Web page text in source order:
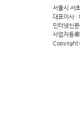
서울시 서
대표이사 :
인터넷신
사업자등
Copyright